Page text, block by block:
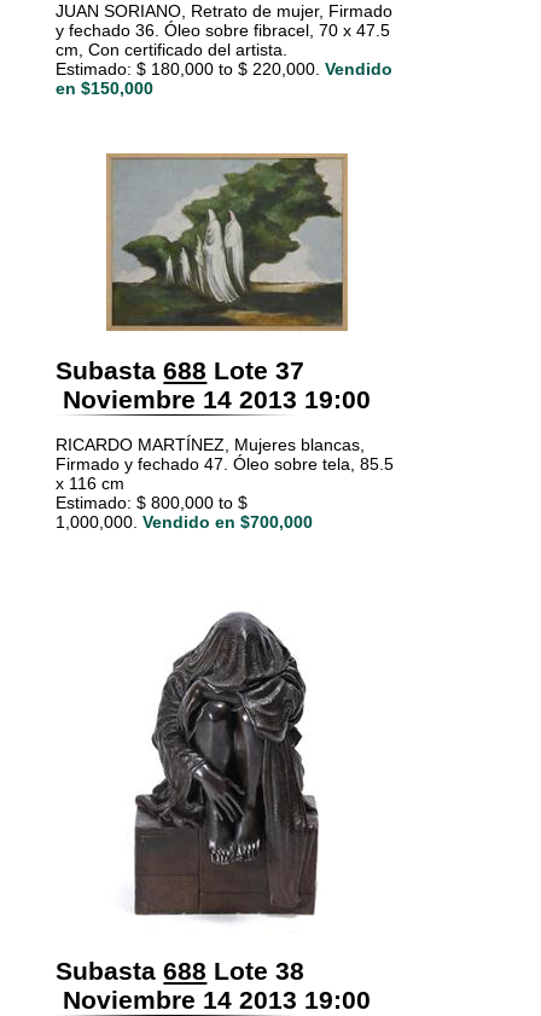
JUAN SORIANO, Retrato de mujer, Firmado
y fechado 36. Óleo sobre fibracel, 70 x 47.5
cm, Con certificado del artista.
Estimado: $ 180,000 to $ 220,000. Vendido
en $150,000
Subasta 688 Lote 37
Noviembre 14 2013 19:00
RICARDO MARTÍNEZ, Mujeres blancas,
Firmado y fechado 47. Óleo sobre tela, 85.5
x 116 cm
Estimado: $ 800,000 to $
1,000,000. Vendido en $700,000
Subasta 688 Lote 38
Noviembre 14 2013 19:00